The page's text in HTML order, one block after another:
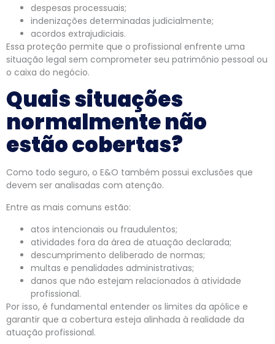
despesas processuais;
indenizações determinadas judicialmente;
acordos extrajudiciais.
Essa proteção permite que o profissional enfrente uma
situação legal sem comprometer seu patrimônio pessoal ou
o caixa do negócio.
Quais situações
normalmente não
estão cobertas?
Como todo seguro, o E&O também possui exclusões que
devem ser analisadas com atenção.
Entre as mais comuns estão:
atos intencionais ou fraudulentos;
atividades fora da área de atuação declarada;
descumprimento deliberado de normas;
multas e penalidades administrativas;
danos que não estejam relacionados à atividade
profissional.
Por isso, é fundamental entender os limites da apólice e
garantir que a cobertura esteja alinhada à realidade da
atuação profissional.